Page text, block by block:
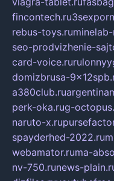
fincontech.ru
rebus-toys.ru
seo-prodvizhenie-
card-voice.ru
domizbrusa-
a380club.ru
perk-oka.rug-
naruto-x.ru
spayderhed-2022.ru
webamator.ruma-
nv-750.runews-